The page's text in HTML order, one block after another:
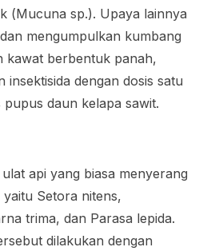
(Mucuna sp.). Upaya lainnya
mengumpulkan kumbang
kawat berbentuk panah,
insektisida dengan dosis satu
daun kelapa sawit.
api yang biasa menyerang
yaitu Setora nitens,
trima, dan Parasa lepida.
dilakukan dengan